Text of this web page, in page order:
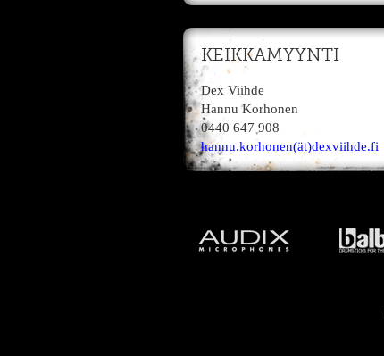
KEIKKAMYYNTI
Dex Viihde
Hannu Korhonen
0440 647 908
hannu.korhonen(ät)dexviihde.fi